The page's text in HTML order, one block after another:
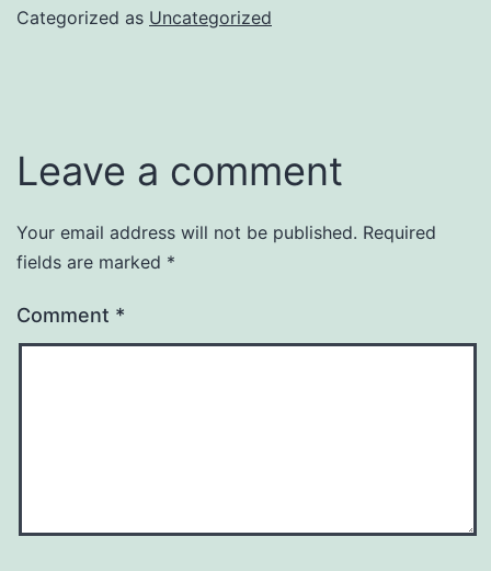
Categorized as Uncategorized
Leave a comment
Your email address will not be published. Required
fields are marked *
Comment *